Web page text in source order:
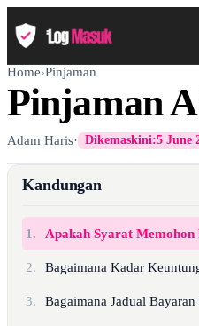
Home›Pinjaman
Pinjaman
Adam Haris· Dikemaskini:5 June
Kandungan
1. Apakah Syarat
2. Bagaimana Kadar
3. Bagaimana Jadual